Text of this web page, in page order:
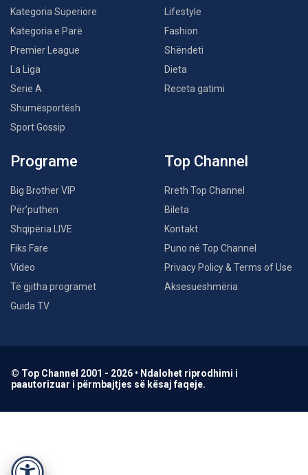
Kategoria Superiore
Kategoria e Parë
Premier League
La Liga
Serie A
Shumësportësh
Sport Gossip
Lifestyle
Fashion
Shëndeti
Dieta
Receta gatimi
Programe
Big Brother VIP
Për’puthen
Shqipëria LIVE
Fiks Fare
Video
Të gjitha programet
Guida TV
Top Channel
Rreth Top Channel
Bileta
Kontakt
Puno në Top Channel
Privacy Policy & Terms of Use
Aksesueshmëria
© Top Channel 2001 - 2026 • Ndalohet riprodhimi i
paautorizuar i përmbajtjes së kësaj faqeje.